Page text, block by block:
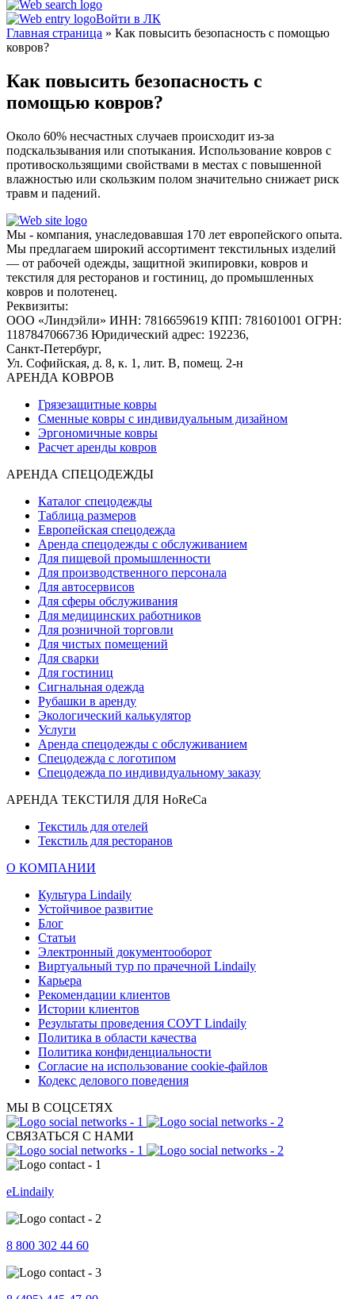
Войти в ЛК
Главная страница » Как повысить безопасность с помощью
ковров?
Как повысить безопасность с
помощью ковров?
Около 60% несчастных случаев происходит из-за
подскальзывания или спотыкания. Использование ковров с
противоскользящими свойствами в местах с повышенной
влажностью или скользким полом значительно снижает риск
травм и падений.
Мы - компания, унаследовавшая 170 лет европейского опыта.
Мы предлагаем широкий ассортимент текстильных изделий
— от рабочей одежды, защитной экипировки, ковров и
текстиля для ресторанов и гостиниц, до промышленных
ковров и полотенец.
Реквизиты:
ООО «Линдэйли» ИНН: 7816659619 КПП: 781601001 ОГРН:
1187847066736 Юридический адрес: 192236,
Санкт-Петербург,
Ул. Софийская, д. 8, к. 1, лит. В, помещ. 2-н
АРЕНДА КОВРОВ
Грязезащитные ковры
Сменные ковры с индивидуальным дизайном
Эргономичные ковры
Расчет аренды ковров
АРЕНДА СПЕЦОДЕЖДЫ
Каталог спецодежды
Таблица размеров
Европейская спецодежда
Аренда спецодежды с обслуживанием
Для пищевой промышленности
Для производственного персонала
Для автосервисов
Для сферы обслуживания
Для медицинских работников
Для розничной торговли
Для чистых помещений
Для сварки
Для гостиниц
Сигнальная одежда
Рубашки в аренду
Экологический калькулятор
Услуги
Аренда спецодежды с обслуживанием
Спецодежда с логотипом
Спецодежда по индивидуальному заказу
АРЕНДА ТЕКСТИЛЯ ДЛЯ HoReCa
Текстиль для отелей
Текстиль для ресторанов
О КОМПАНИИ
Культура Lindaily
Устойчивое развитие
Блог
Статьи
Электронный документооборот
Виртуальный тур по прачечной Lindaily
Карьера
Рекомендации клиентов
Истории клиентов
Результаты проведения СОУТ Lindaily
Политика в области качества
Политика конфиденциальности
Согласие на использование cookie-файлов
Кодекс делового поведения
МЫ В СОЦСЕТЯХ
СВЯЗАТЬСЯ С НАМИ
eLindaily
8 800 302 44 60